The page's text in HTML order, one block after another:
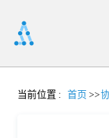
首
当前位置 : 首页 >>